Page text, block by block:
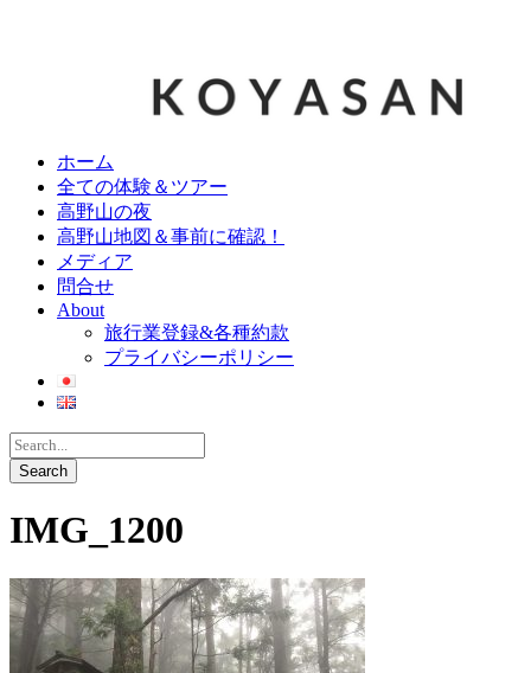
ホーム
全ての体験＆ツアー
高野山の夜
高野山地図＆事前に確認！
メディア
問合せ
About
旅行業登録&各種約款
プライバシーポリシー
IMG_1200